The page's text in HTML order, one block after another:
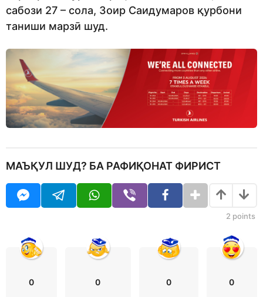
сабози 27 – сола, Зоир Саидумаров қурбони
таниши марзӣ шуд.
МАЪҚУЛ ШУД? БА РАФИҚОНАТ ФИРИСТ
2 points
0 0 0 0